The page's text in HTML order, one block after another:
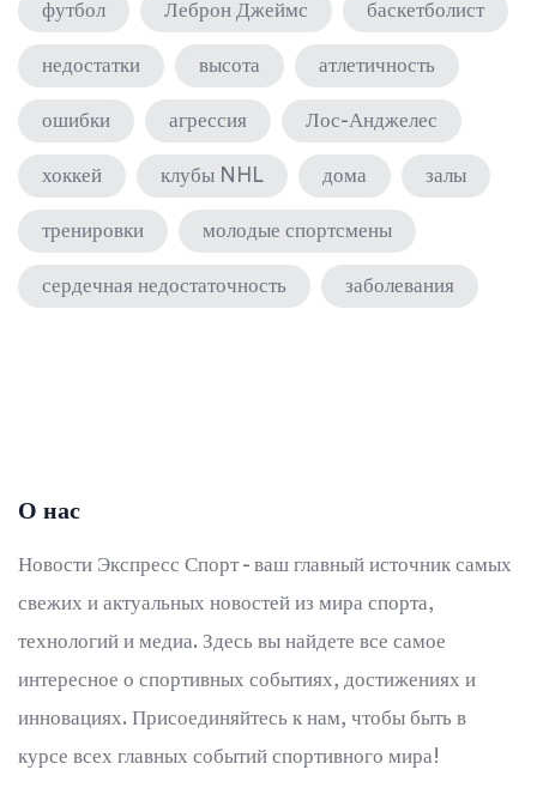
футбол Леброн Джеймс баскетболист
недостатки высота атлетичность
ошибки агрессия Лос-Анджелес
хоккей клубы NHL дома залы
тренировки молодые спортсмены
сердечная недостаточность заболевания
О нас
Новости Экспресс Спорт - ваш главный источник самых
свежих и актуальных новостей из мира спорта,
технологий и медиа. Здесь вы найдете все самое
интересное о спортивных событиях, достижениях и
инновациях. Присоединяйтесь к нам, чтобы быть в
курсе всех главных событий спортивного мира!